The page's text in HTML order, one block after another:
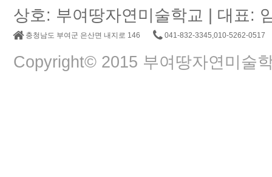
상호: 부여땅자연미술학교 | 대표:
충청남도 부여군 은산면 내지로 146 041-832-3345,010-5262-0517
Copyright© 2015 부여땅자연미술